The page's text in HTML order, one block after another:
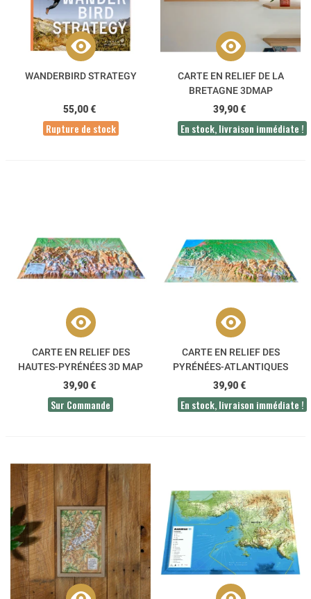
WANDERBIRD STRATEGY
55,00 €
Rupture de stock
CARTE EN RELIEF DE LA
BRETAGNE 3DMAP
39,90 €
En stock, livraison immédiate !
CARTE EN RELIEF DES
HAUTES-PYRÉNÉES 3D MAP
39,90 €
Sur Commande
CARTE EN RELIEF DES
PYRÉNÉES-ATLANTIQUES
3DMAP
39,90 €
En stock, livraison immédiate !